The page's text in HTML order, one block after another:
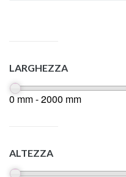
LARGHEZZA
0 mm - 2000 mm
ALTEZZA